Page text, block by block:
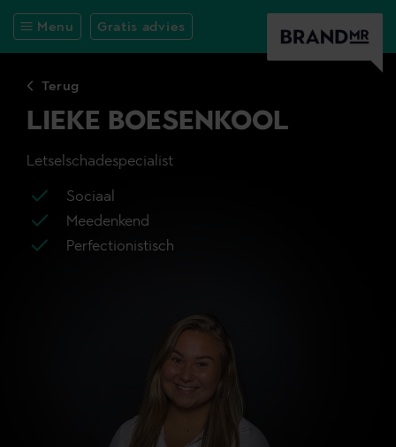
Menu Gratis advies
Terug
LIEKE BOESENKOOL
Letselschadespecialist
Sociaal
Meedenkend
Perfectionistisch